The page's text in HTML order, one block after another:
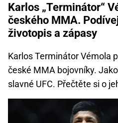
Karlos „Terminátor“
českého MMA.
životopis a zápasy
Karlos Terminátor Vémola
české MMA bojovníky.
slavné UFC. Přečtěte si o